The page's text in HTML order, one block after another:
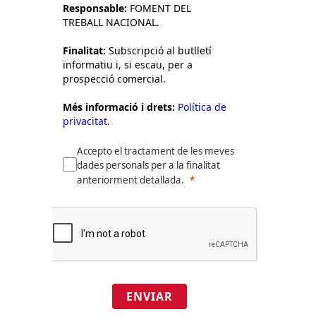
Responsable: FOMENT DEL
TREBALL NACIONAL.
Finalitat: Subscripció al butlletí
informatiu i, si escau, per a
prospecció comercial.
Més informació i drets: Política de
privacitat.
Accepto el tractament de les meves
dades personals per a la finalitat
anteriorment detallada.
ENVIAR